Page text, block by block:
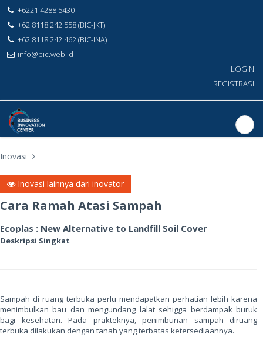
+6221 4288 5430
+62 8118 242 558 (BIC-JKT)
+62 8118 242 462 (BIC-INA)
info@bic.web.id
LOGIN
REGISTRASI
Inovasi
Inovasi lainnya dari inovator
Cara Ramah Atasi Sampah
Ecoplas : New Alternative to Landfill Soil Cover
Deskripsi Singkat
Sampah di ruang terbuka perlu mendapatkan perhatian lebih karena
menimbulkan bau dan mengundang lalat sehigga berdampak buruk
bagi kesehatan. Pada prakteknya, penimbunan sampah diruang
terbuka dilakukan dengan tanah yang terbatas ketersediaannya.